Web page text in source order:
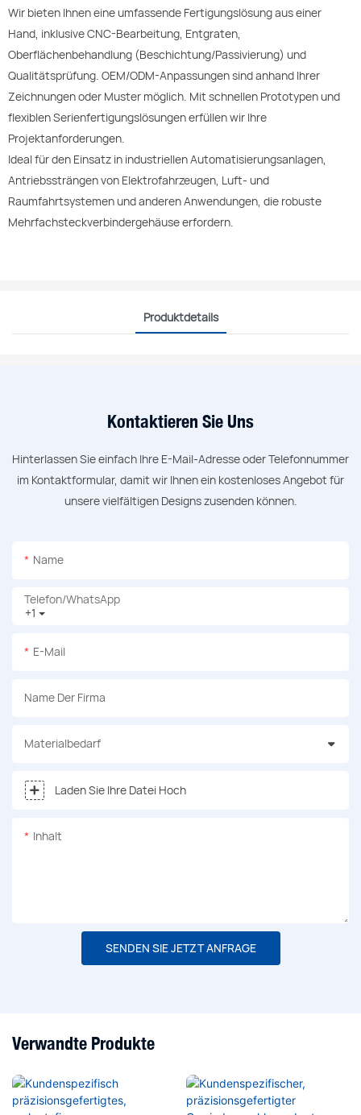
Wir bieten Ihnen eine umfassende Fertigungslösung aus einer
Hand, inklusive CNC-Bearbeitung, Entgraten,
Oberflächenbehandlung (Beschichtung/Passivierung) und
Qualitätsprüfung. OEM/ODM-Anpassungen sind anhand Ihrer
Zeichnungen oder Muster möglich. Mit schnellen Prototypen und
flexiblen Serienfertigungslösungen erfüllen wir Ihre
Projektanforderungen.
Ideal für den Einsatz in industriellen Automatisierungsanlagen,
Antriebssträngen von Elektrofahrzeugen, Luft- und
Raumfahrtsystemen und anderen Anwendungen, die robuste
Mehrfachsteckverbindergehäuse erfordern.
Produktdetails
Kontaktieren Sie Uns
Hinterlassen Sie einfach Ihre E-Mail-Adresse oder Telefonnummer
im Kontaktformular, damit wir Ihnen ein kostenloses Angebot für
unsere vielfältigen Designs zusenden können.
Name
+1
Telefon/WhatsApp
E-Mail
Name Der Firma
Materialbedarf
Laden Sie Ihre Datei Hoch
Inhalt
SENDEN SIE JETZT ANFRAGE
Verwandte Produkte